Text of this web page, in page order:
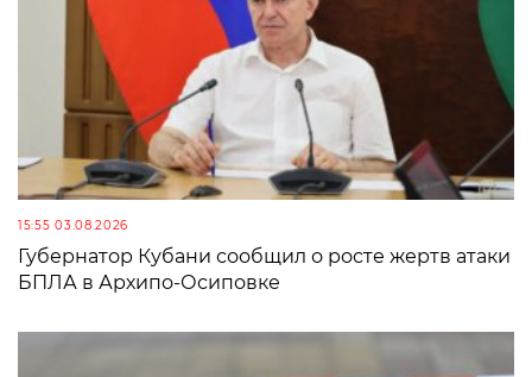
15:55 03.08.2026
Губернатор Кубани сообщил о росте жертв атаки
БПЛА в Архипо-Осиповке